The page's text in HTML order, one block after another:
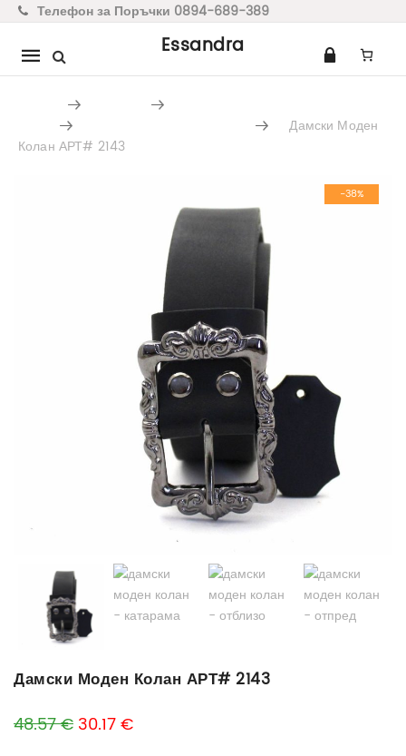
Телефон за Поръчки 0894-689-389
Mobile
Essandra
Дамски Моден
Колан АРТ# 2143
-38%
Дамски Моден Колан АРТ# 2143
48.57€ Original price was: 48.57 €.
30.17€Текущата цена е: 30.17 €.